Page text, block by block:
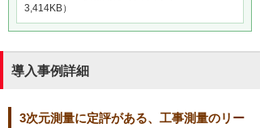
3,414KB）
導入事例詳細
3次元測量に定評がある、工事測量のリー